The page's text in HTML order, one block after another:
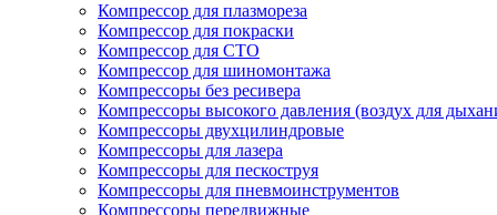
Компрессор для плазмореза
Компрессор для покраски
Компрессор для СТО
Компрессор для шиномонтажа
Компрессоры без ресивера
Компрессоры высокого давления (воздух для
Компрессоры двухцилиндровые
Компрессоры для лазера
Компрессоры для пескоструя
Компрессоры для пневмоинструментов
Компрессоры передвижные